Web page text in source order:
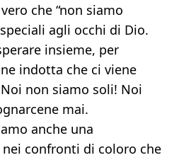
che “non siamo
agli occhi di Dio.
insieme, per
indotta che ci viene
non siamo soli! Noi
mai.
anche una
confronti di coloro che